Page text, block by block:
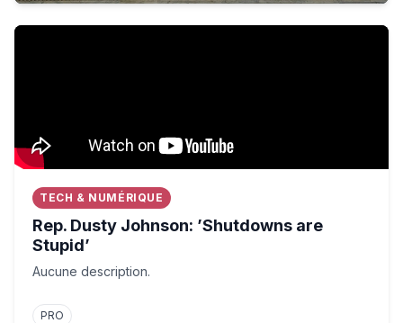
Rep. Dusty Johnson: ’Shutdowns are Stupid’
TECH & NUMÉRIQUE
Rep. Dusty Johnson: ’Shutdowns are
Stupid’
Aucune description.
PRO